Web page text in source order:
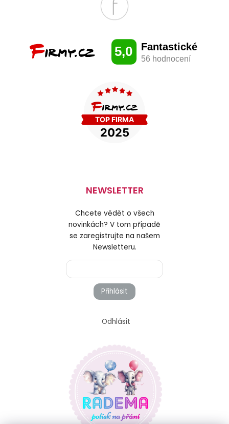
NEWSLETTER
Chcete vědět o všech
novinkách? V tom případě
se zaregistrujte na našem
Newsletteru.
Přihlásit
Odhlásit